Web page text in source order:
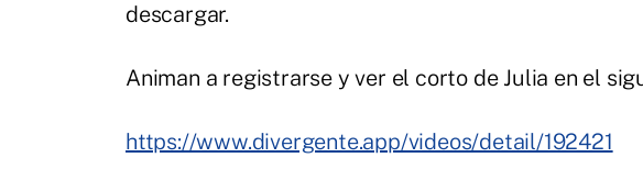
descargar.
Animan a registrarse y ver el corto de Julia en el
https://www.divergente.app/videos/detail/192421